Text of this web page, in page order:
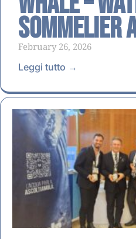
Sommelier
February 26, 2026
Leggi tutto →